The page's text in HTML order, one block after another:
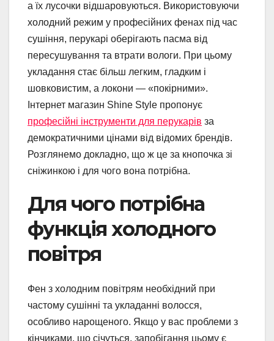
а їх лусочки відшаровуються. Використовуючи
холодний режим у професійних фенах під час
сушіння, перукарі оберігають пасма від
пересушування та втрати вологи. При цьому
укладання стає більш легким, гладким і
шовковистим, а локони — «покірними».
Інтернет магазин Shine Style пропонує
професійні інструменти для перукарів за
демократичними цінами від відомих брендів.
Розглянемо докладно, що ж це за кнопочка зі
сніжинкою і для чого вона потрібна.
Для чого потрібна
функція холодного
повітря
Фен з холодним повітрям необхідний при
частому сушінні та укладанні волосся,
особливо нарощеного. Якщо у вас проблеми з
кінчиками, що січуться, запобігання цьому є